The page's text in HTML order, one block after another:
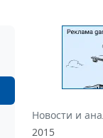
Новости и
2015